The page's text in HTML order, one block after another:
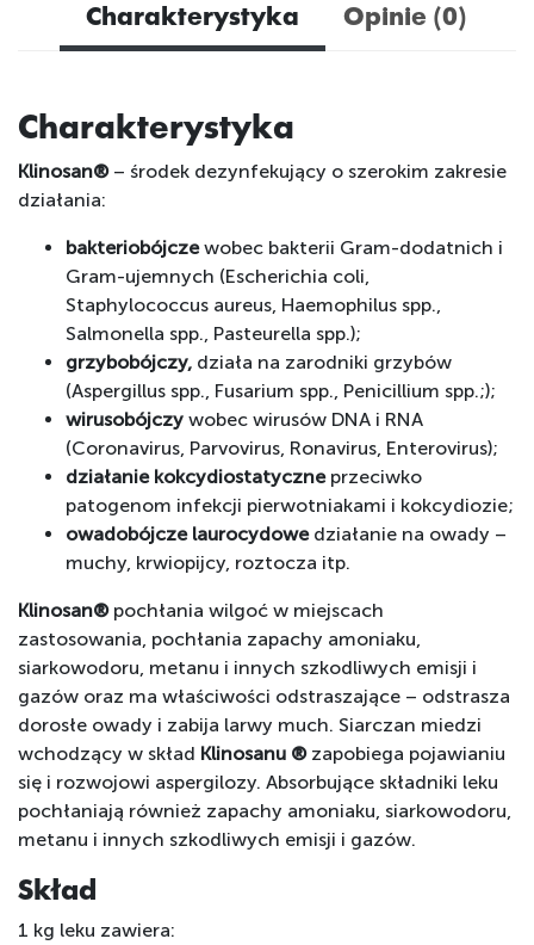
Charakterystyka Opinie (0)
Charakterystyka
Klinosan® – środek dezynfekujący o szerokim zakresie
działania:
bakteriobójczewobec bakterii Gram-dodatnich i
Gram-ujemnych (Escherichia coli,
Staphylococcus aureus, Haemophilus spp.,
Salmonella spp., Pasteurella spp.);
grzybobójczy, działa na zarodniki grzybów
(Aspergillus spp., Fusarium spp., Penicillium spp.;);
wirusobójczy wobec wirusów DNA i RNA
(Coronavirus, Parvovirus, Ronavirus, Enterovirus);
działanie kokcydiostatyczne przeciwko
patogenom infekcji pierwotniakami i kokcydiozie;
owadobójcze laurocydowe działanie na owady –
muchy, krwiopijcy, roztocza itp.
Klinosan® pochłania wilgoć w miejscach
zastosowania, pochłania zapachy amoniaku,
siarkowodoru, metanu i innych szkodliwych emisji i
gazów oraz ma właściwości odstraszające – odstrasza
dorosłe owady i zabija larwy much. Siarczan miedzi
wchodzący w skład Klinosanu ® zapobiega pojawianiu
się i rozwojowi aspergilozy. Absorbujące składniki leku
pochłaniają również zapachy amoniaku, siarkowodoru,
metanu i innych szkodliwych emisji i gazów.
Skład
1 kg leku zawiera: